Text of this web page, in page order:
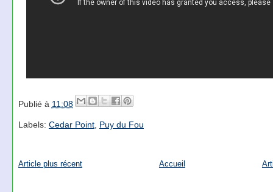
Publié à 11:08
Labels: Cedar Point, Puy du Fou
Article plus récent Accueil